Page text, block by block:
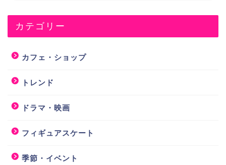
カテゴリー
カフェ・ショップ
トレンド
ドラマ・映画
フィギュアスケート
季節・イベント